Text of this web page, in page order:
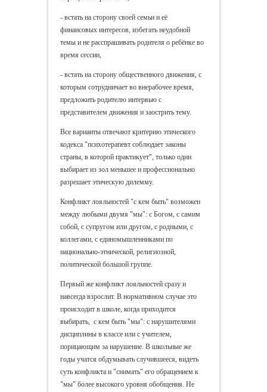
- встать на сторону своей семьи и её
финансовых интересов, избегать неудобной
темы и не расспрашивать родителя о ребёнке во
время сессии,
- встать на сторону общественного движения, с
которым сотрудничает во внерабочее время,
предложить родителю интервью с
представителем движения и заострить тему.
Все варианты отвечают критерию этического
кодекса "психотерапевт соблюдает законы
страны, в которой практикует", только один
выбирает из зол меньшее и профессионально
разрешает этическую дилемму.
Конфликт лояльностей "с кем быть" возможен
между любыми двумя "мы": с Богом, с самим
собой, с супругом или другом, с родными, с
коллегами, с единомышленниками по
национально-этнической, религиозной,
политической большой группе.
Первый же конфликт лояльностей сразу и
навсегда взрослит. В нормативном случае это
происходит в школе, когда приходится
выбирать, с кем быть "мы": с нарушителями
дисциплины в классе или с учителем,
порицающим за нарушение. В школьные же
годы учатся обдумывать случившееся, видеть
суть конфликта и "снимать" его обращением к
"мы" более высокого уровня обобщения. Не